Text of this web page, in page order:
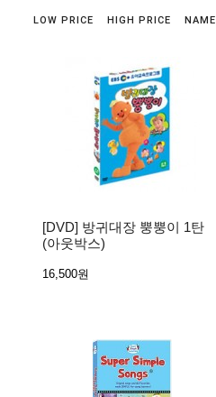
LOW PRICE HIGH PRICE NAME
[DVD] 방귀대장 뿡뿡이 1탄
(아웃박스)
16,500원